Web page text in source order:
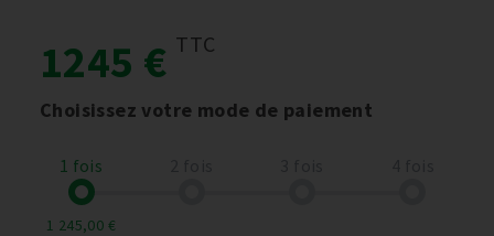
1245 € TTC
Choisissez votre mode de paiement
1 fois
1 245,00 €